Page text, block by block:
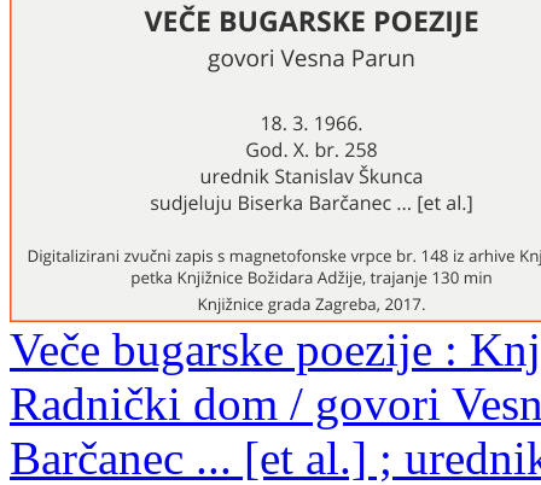
Veče bugarske poezije :
Radnički dom / govori
Barčanec ... [et al.] ;